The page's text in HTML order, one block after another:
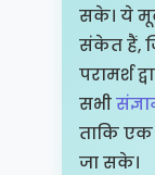
सके। ये
संकेत हैं,
परामर्श
सभी
ताकि
जा सके।